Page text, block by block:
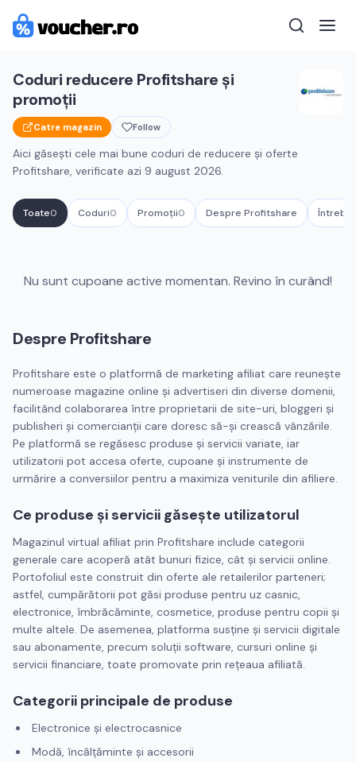
Coduri reducere Profitshare și
promoții
Catre magazin Follow
Aici găsești cele mai bune coduri de reducere și oferte
Profitshare, verificate azi 9 august 2026.
Toate0 Coduri0 Promoții0 Despre Profitshare
Nu sunt cupoane active momentan. Revino în curând!
Despre Profitshare
Profitshare este o platformă de marketing afiliat care reunește
numeroase magazine online și advertiseri din diverse domenii,
facilitând colaborarea între proprietarii de site-uri, bloggeri și
publisheri și comercianții care doresc să-și crească vânzările.
Pe platformă se regăsesc produse și servicii variate, iar
utilizatorii pot accesa oferte, cupoane și instrumente de
urmărire a conversiilor pentru a maximiza veniturile din afiliere.
Ce produse și servicii găsește utilizatorul
Magazinul virtual afiliat prin Profitshare include categorii
generale care acoperă atât bunuri fizice, cât și servicii online.
Portofoliul este construit din oferte ale retailerilor parteneri;
astfel, cumpărătorii pot găsi produse pentru uz casnic,
electronice, îmbrăcăminte, cosmetice, produse pentru copii și
multe altele. De asemenea, platforma susține și servicii digitale
sau abonamente, precum soluții software, cursuri online și
servicii financiare, toate promovate prin rețeaua afiliată.
Categorii principale de produse
Electronice și electrocasnice
Modă, încălțăminte și accesorii